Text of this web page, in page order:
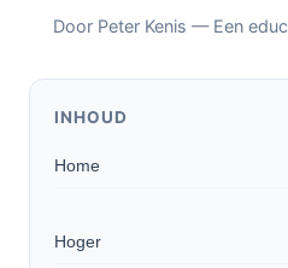
Door Peter Kenis — Een
INHOUD
Home
Hoger